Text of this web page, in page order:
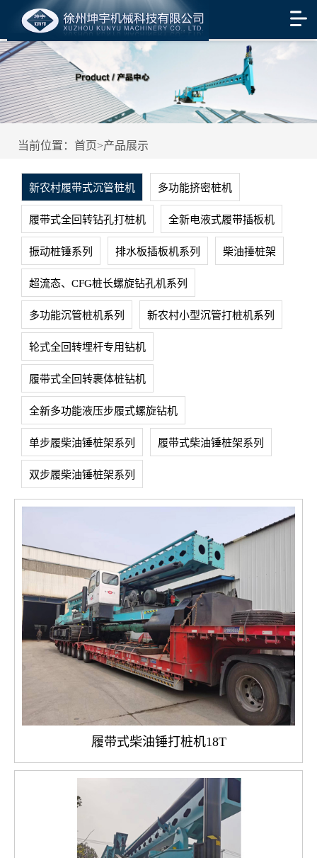
当前位置： 首页>产品展示
新农村履带式沉管桩机 多功能挤密桩机
履带式全回转钻孔打桩机 全新电液式履带插板机
振动桩锤系列 排水板插板机系列 柴油捶桩架
超流态、CFG桩长螺旋钻孔机系列
多功能沉管桩机系列 新农村小型沉管打桩机系列
轮式全回转埋杆专用钻机
履带式全回转裹体桩钻机
全新多功能液压步履式螺旋钻机
单步履柴油锤桩架系列 履带式柴油锤桩架系列
双步履柴油锤桩架系列
履带式柴油锤打桩机18T